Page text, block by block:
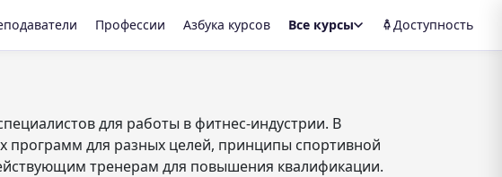
Профессии Азбука курсов Все курсы Доступность
для работы в фитнес-индустрии. В
программ для разных целей, принципы спортивной
тренерам для повышения квалификации.